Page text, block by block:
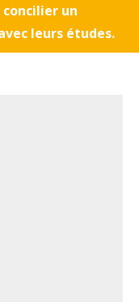
concilier un
leurs études.